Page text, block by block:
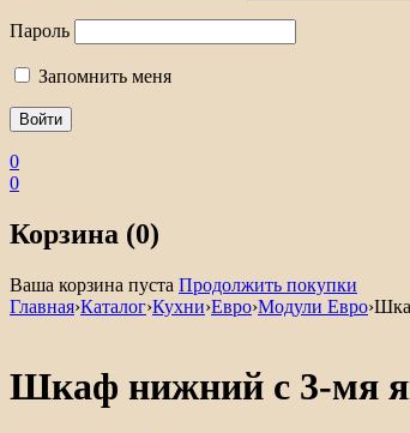
Пароль
Запомнить меня
0
0
Корзина (0)
Ваша корзина пуста Продолжить покупки
Главная›Каталог›Кухни›Евро›Модули Евро›
Шкаф нижний с 3-мя